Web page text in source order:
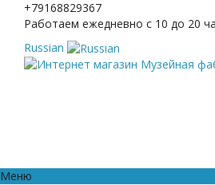
+79168829367
Работаем ежедневно с 10 до 20
Russian
Меню